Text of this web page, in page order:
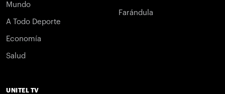
Mundo
A Todo Deporte
Economía
Salud
Farándula
UNITEL TV